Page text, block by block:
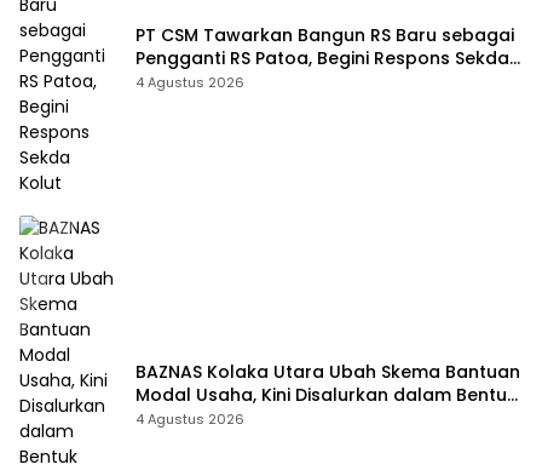
PT CSM Tawarkan Bangun RS Baru sebagai
Pengganti RS Patoa, Begini Respons Sekda
Kolut
4 Agustus 2026
BAZNAS Kolaka Utara Ubah Skema Bantuan
Modal Usaha, Kini Disalurkan dalam Bentuk
Barang Senilai Rp419,5 Juta
4 Agustus 2026